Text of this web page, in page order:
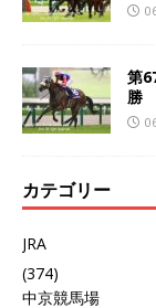
第
勝
カテゴリー
JRA
(374)
中京競馬場